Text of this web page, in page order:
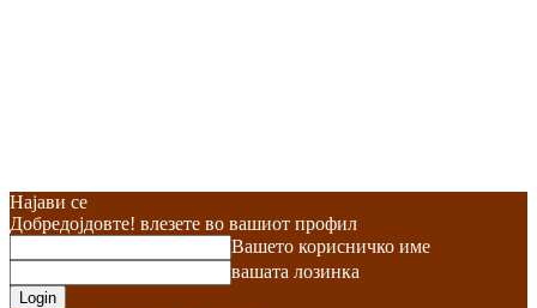
Најави се
Добредојдовте! влезете во вашиот профил
Вашето корисничко име
вашата лозинка